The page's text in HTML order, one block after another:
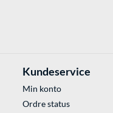
Kundeservice
Min konto
Ordre status